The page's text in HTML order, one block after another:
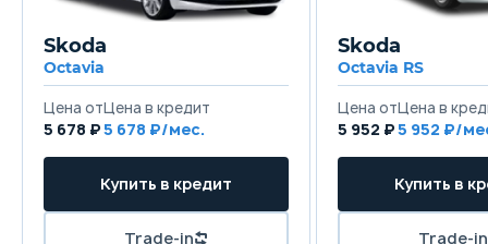
Полузависимая - торсионная балка
Передние тормоза
Дисковые вентилируемые
Задние тормоза
Skoda
Octavia
Цена от
5 678 ₽
Цена в кредит
5 678 ₽/мес.
Купить в кредит
Trade-in
Skoda
Octavia RS
Цена от
5 952 ₽
Цена в
5 952 ₽/
Купить в
Trade-in